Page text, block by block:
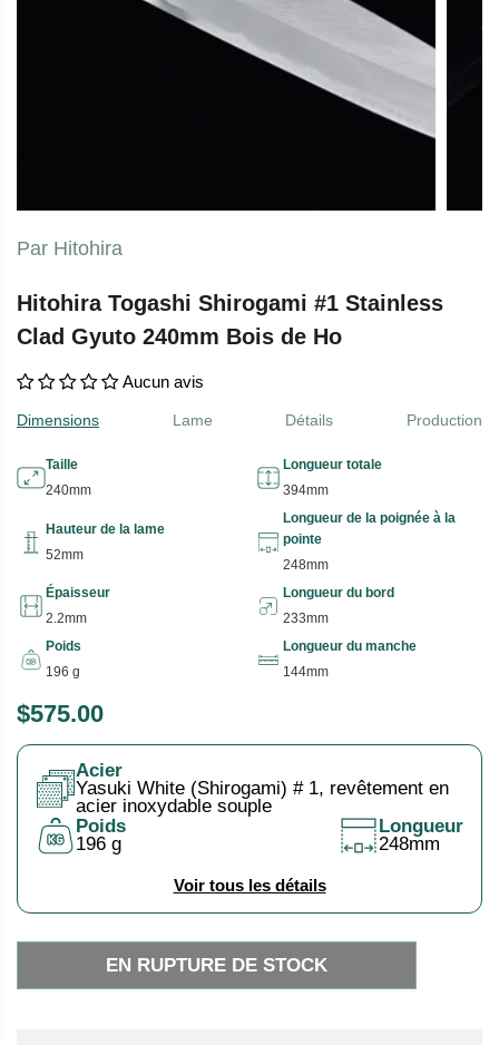
Par Hitohira
Hitohira Togashi Shirogami #1 Stainless
Clad Gyuto 240mm Bois de Ho
Aucun avis
Dimensions Lame Détails Production
Taille
240mm
Longueur totale
394mm
Hauteur de la lame
52mm
Longueur de la poignée à la
pointe
248mm
Épaisseur
2.2mm
Longueur du bord
233mm
Poids
196 g
Longueur du manche
144mm
P
R
B
I
U
$575.00
E
N
R
E
E
Acier
Yasuki White (Shirogami) # 1, revêtement en
acier inoxydable souple
Poids
196 g
Longueur
248mm
Voir tous les détails
EN RUPTURE DE STOCK